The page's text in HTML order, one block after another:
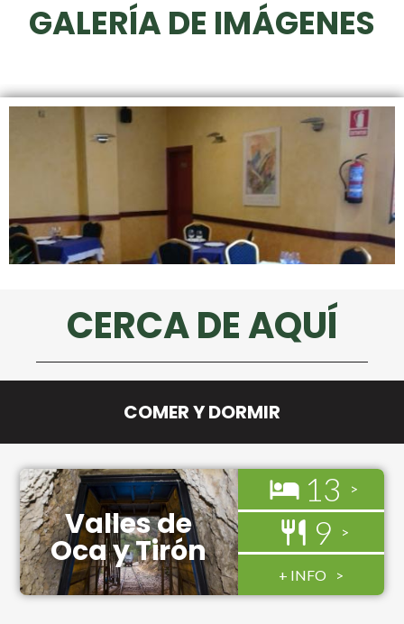
GALERÍA DE IMÁGENES
CERCA DE AQUÍ
COMER Y DORMIR
Valles de
Oca y Tirón
13
9
+ INFO